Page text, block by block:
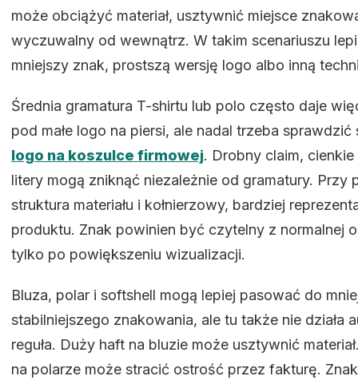
może obciążyć materiał, usztywnić miejsce
wyczuwalny od wewnątrz. W takim scenariuszu
mniejszy znak, prostszą wersję logo albo inną
Średnia gramatura T-shirtu lub polo często daje
pod małe logo na piersi, ale nadal trzeba
logo na koszulce firmowej. Drobny claim, cienkie
litery mogą zniknąć niezależnie od gramatury. Przy
struktura materiału i kołnierzowy, bardziej
produktu. Znak powinien być czytelny z normalnej
tylko po powiększeniu wizualizacji.
Bluza, polar i softshell mogą lepiej pasować do
stabilniejszego znakowania, ale tu także nie działa
reguła. Duży haft na bluzie może usztywnić
na polarze może stracić ostrość przez fakturę.